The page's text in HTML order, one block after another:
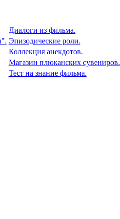
Диалоги из фильма.
Эпизодические роли.
Коллекция анекдотов.
Магазин плюканских сувениров.
Тест на знание фильма.